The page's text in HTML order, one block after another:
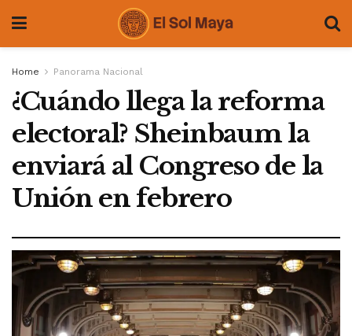
Home Panorama Nacional
¿Cuándo llega la reforma
electoral? Sheinbaum la
enviará al Congreso de la
Unión en febrero